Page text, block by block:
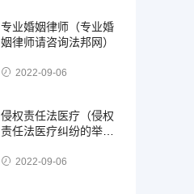
专业婚姻律师（专业婚
姻律师请咨询法邦网）
2022-09-06
侵权责任法医疗（侵权
责任法医疗纠纷的举
2022-09-06